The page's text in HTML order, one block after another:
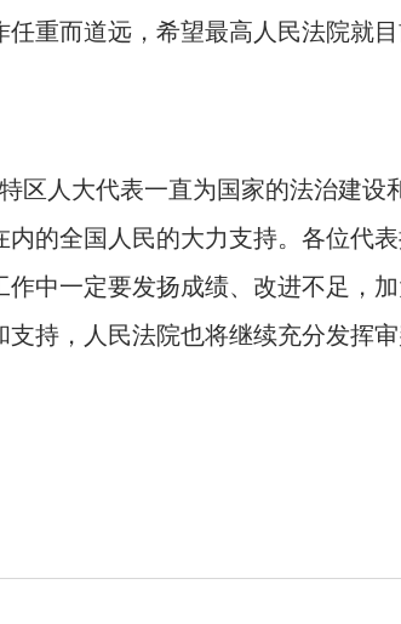
重而道远，希望最高人民法院就
人大代表一直为国家的法治建设
的全国人民的大力支持。各位代
中一定要发扬成绩、改进不足，
持，人民法院也将继续充分发挥